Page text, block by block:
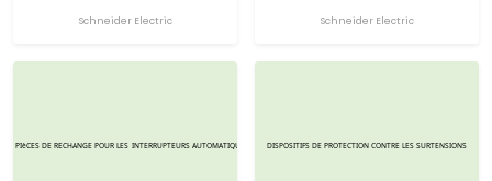
Schneider Electric
Schneider Electric